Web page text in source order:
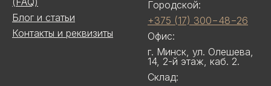
Блог и статьи
Контакты и реквизиты
Городской:
+375 (17) 300−48−26
Офис:
г. Минск, ул. Олешева,
14, 2-й этаж, каб. 2.
Склад: